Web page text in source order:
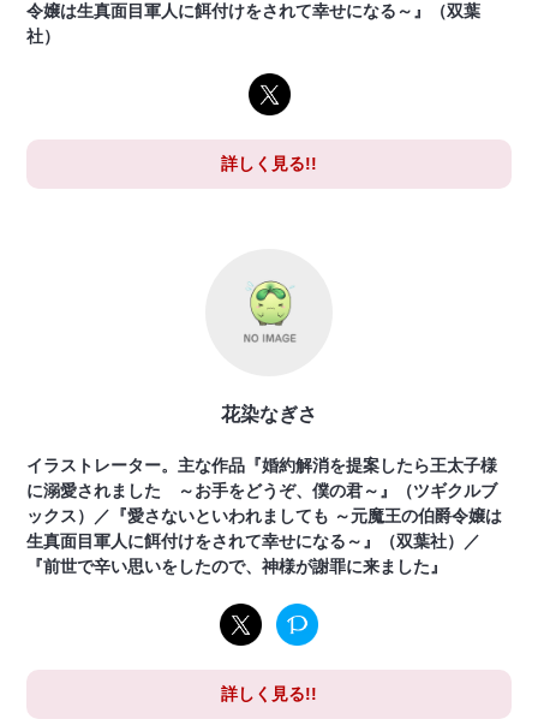
令嬢は生真面目軍人に餌付けをされて幸せになる～』（双葉
社）
詳しく見る!!
花染なぎさ
イラストレーター。主な作品『婚約解消を提案したら王太子様
に溺愛されました ～お手をどうぞ、僕の君～』（ツギクルブ
ックス）／『愛さないといわれましても ～元魔王の伯爵令嬢は
生真面目軍人に餌付けをされて幸せになる～』（双葉社）／
『前世で辛い思いをしたので、神様が謝罪に来ました』
詳しく見る!!